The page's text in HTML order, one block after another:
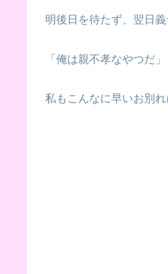
明後日を待たず、翌日義
「俺は親不孝なやつだ
私もこんなに早いお別